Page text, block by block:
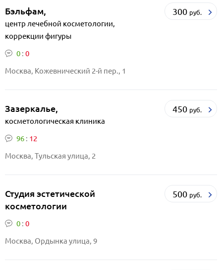
300 руб.
Бэльфам,
центр лечебной косметологии,
коррекции фигуры
0 : 0
Москва, Кожевнический 2-й пер., 1
450 руб.
Зазеркалье,
косметологическая клиника
96 : 12
Москва, Тульская улица, 2
500 руб.
Студия эстетической
косметологии
0 : 0
Москва, Ордынка улица, 9